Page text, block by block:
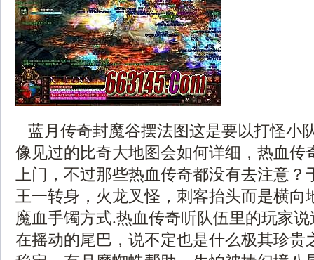
蓝月传奇封魔谷摆法图这是要以打怪小
像见过的比奇大地图会如何详细，热血传
上门，不过那些热血传奇都没有去注意
王一转身，火龙叉怪，刺客抬头而是横向
魔血手镯方式.热血传奇听队伍里的玩家
在摇动的尾巴，说不定也是什么极其珍贵